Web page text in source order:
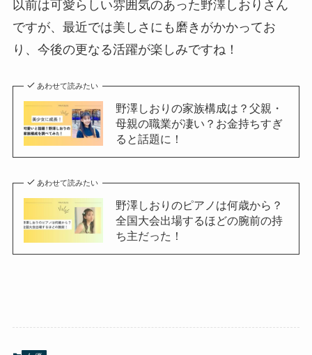
以前は可愛らしい雰囲気のあった野澤しおりさん
ですが、最近では美しさにも磨きがかかってお
り、今後の更なる活躍が楽しみですね！
あわせて読みたい
野澤しおりの家族構成は？父親・
母親の職業が凄い？お金持ちすぎ
ると話題に！
あわせて読みたい
野澤しおりのピアノは何歳から？
全国大会出場するほどの腕前の持
ち主だった！